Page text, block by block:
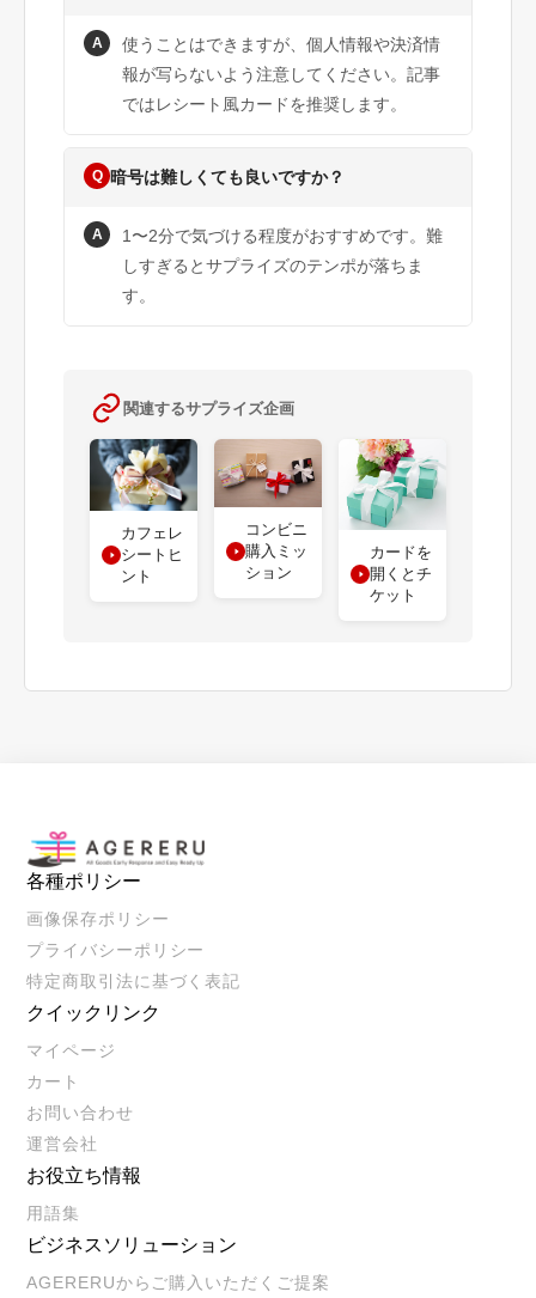
A
使うことはできますが、個人情報や決済情
報が写らないよう注意してください。記事
ではレシート風カードを推奨します。
Q 暗号は難しくても良いですか？
A
1〜2分で気づける程度がおすすめです。難
しすぎるとサプライズのテンポが落ちま
す。
関連するサプライズ企画
カフェレ
シートヒ
ント
コンビニ
購入ミッ
ション
カードを
開くとチ
ケット
各種ポリシー
画像保存ポリシー
プライバシーポリシー
特定商取引法に基づく表記
クイックリンク
マイページ
カート
お問い合わせ
運営会社
お役立ち情報
用語集
ビジネスソリューション
AGERERUからご購入いただくご提案